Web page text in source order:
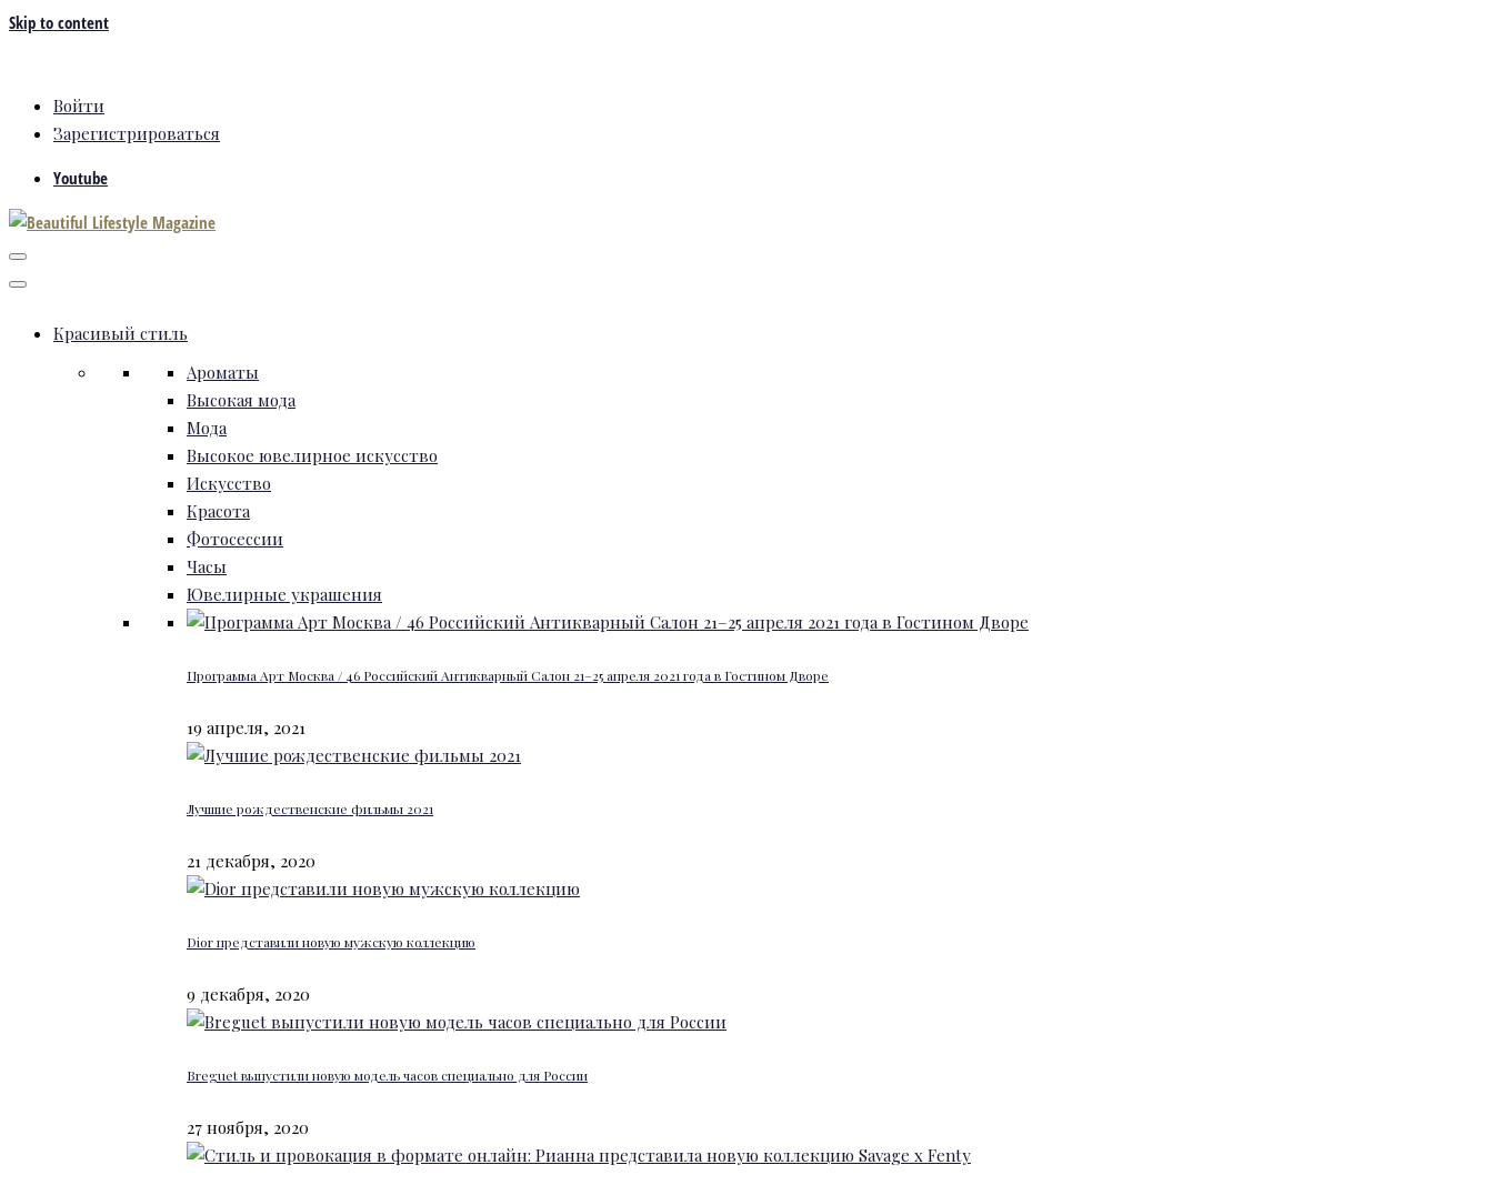
Skip to content
Войти
Зарегистрироваться
Youtube
Красивый стиль
Ароматы
Высокая мода
Мода
Высокое ювелирное искусство
Искусство
Красота
Фотосессии
Часы
Ювелирные украшения
Программа Арт Москва / 46 Российский Антикварный Салон 21–25 апреля 2021 года в Гостином Дворе
19 апреля, 2021
Лучшие рождественские фильмы 2021
21 декабря, 2020
Dior представили новую мужскую коллекцию
9 декабря, 2020
Breguet выпустили новую модель часов специально для России
27 ноября, 2020